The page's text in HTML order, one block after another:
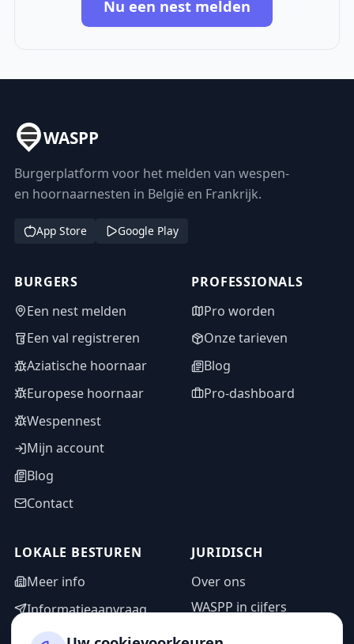
Nu een nest melden
WASPP
Burgerplatform voor het melden van wespen-
en hoornaarnesten in België en Frankrijk.
App Store Google Play
BURGERS
Een nest melden
Een val registreren
Aziatische hoornaar
Europese hoornaar
Wespennest
Mijn account
Blog
Contact
PROFESSIONALS
Pro worden
Onze tarieven
Blog
Pro-dashboard
LOKALE BESTUREN
Meer info
Informatieaanvraag
Adminzone
JURIDISCH
Over ons
WASPP in cijfers